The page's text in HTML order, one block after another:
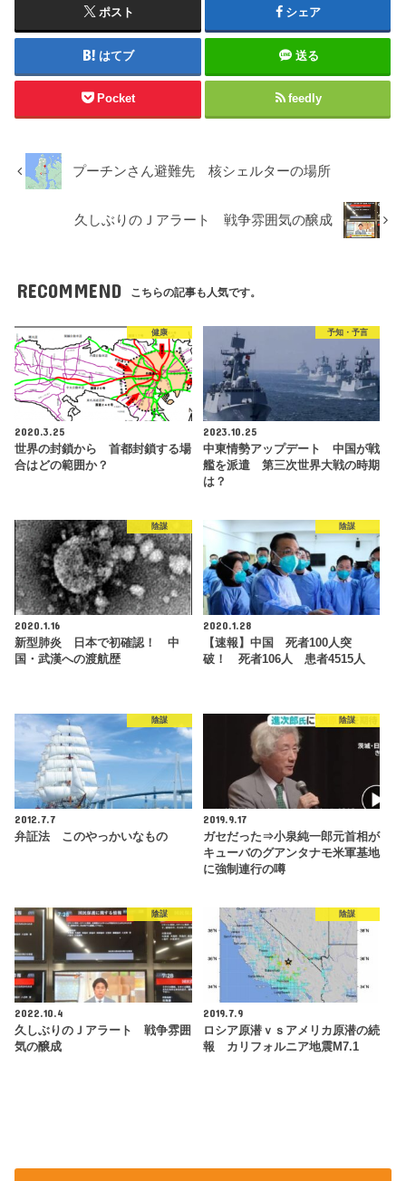
ポスト シェア
はてブ 送る
Pocket feedly
プーチンさん避難先 核シェルターの場所
久しぶりのＪアラート 戦争雰囲気の醸成
RECOMMEND こちらの記事も人気です。
健康
2020.3.25
世界の封鎖から 首都封鎖する場
合はどの範囲か？
予知・予言
2023.10.25
中東情勢アップデート 中国が戦
艦を派遣 第三次世界大戦の時期
は？
陰謀
2020.1.16
新型肺炎 日本で初確認！ 中
国・武漢への渡航歴
陰謀
2020.1.28
【速報】中国 死者100人突
破！ 死者106人 患者4515人
陰謀
2012.7.7
弁証法 このやっかいなもの
陰謀
2019.9.17
ガセだった⇒小泉純一郎元首相が
キューバのグアンタナモ米軍基地
に強制連行の噂
陰謀
2022.10.4
久しぶりのＪアラート 戦争雰囲
気の醸成
陰謀
2019.7.9
ロシア原潜ｖｓアメリカ原潜の続
報 カリフォルニア地震M7.1